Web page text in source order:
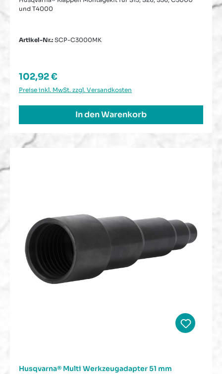
und T4000
Artikel-Nr.: SCP-C3000MK
Regulärer Preis:
102,92 €
Preise inkl. MwSt. zzgl. Versandkosten
In den Warenkorb
Husqvarna® Multi Werkzeugadapter 51 mm